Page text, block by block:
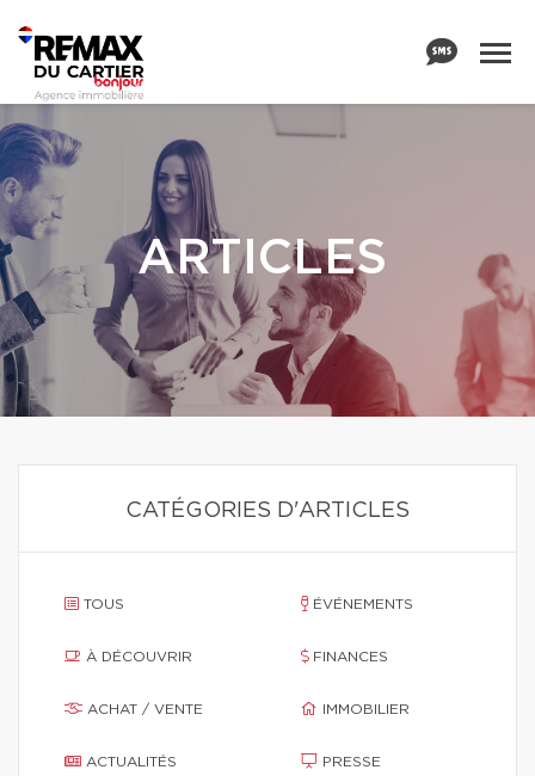
ARTICLES
CATÉGORIES D'ARTICLES
TOUS
À DÉCOUVRIR
ACHAT / VENTE
ACTUALITÉS
ÉVÉNEMENTS
FINANCES
IMMOBILIER
PRESSE